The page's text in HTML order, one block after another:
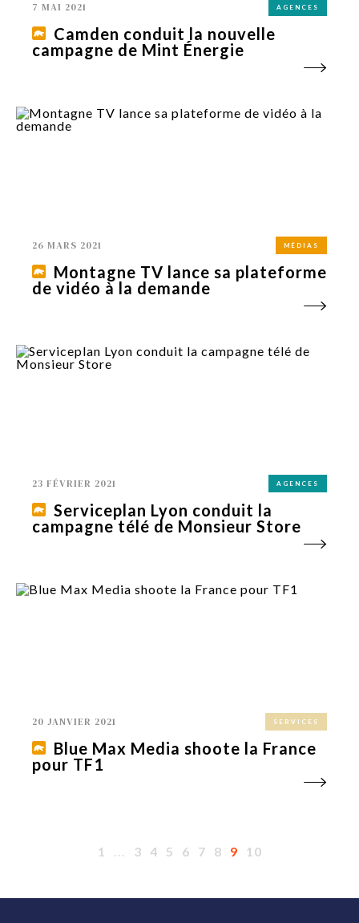
7 MAI 2021 AGENCES
Camden conduit la nouvelle
campagne de Mint Énergie
26 MARS 2021 MÉDIAS
Montagne TV lance sa plateforme
de vidéo à la demande
23 FÉVRIER 2021 AGENCES
Serviceplan Lyon conduit la
campagne télé de Monsieur Store
20 JANVIER 2021 SERVICES
Blue Max Media shoote la France
pour TF1
1 ... 3 4 5 6 7 8 9 10